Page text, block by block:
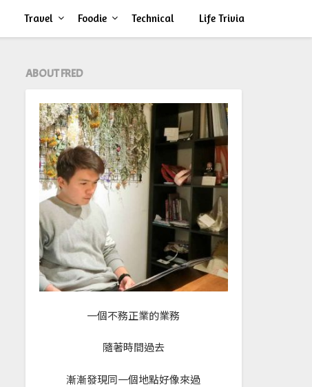
Travel Foodie Technical Life Trivia
ABOUT FRED
一個不務正業的業務
隨著時間過去
漸漸發現同一個地點好像來過